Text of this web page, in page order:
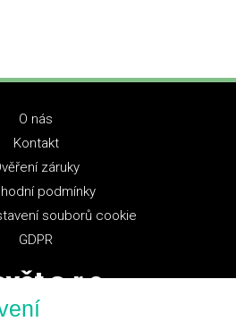
O nás
Kontakt
záruky
podmínky
souborů cookie
GDPR
s.r.o.